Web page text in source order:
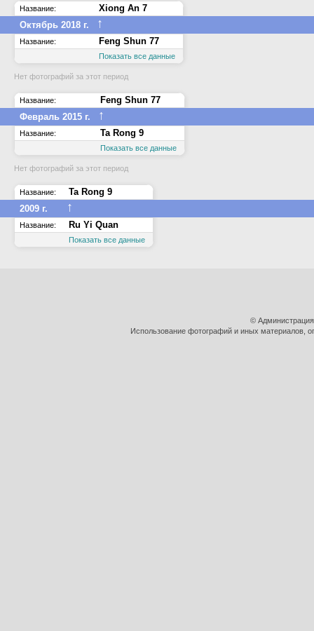
Название:
Xiong An 7
Октябрь 2018 г.
↑
Название: Feng Shun 77
Показать все данные
Нет фотографий за этот период
Название:
Feng Shun 77
Февраль 2015 г.
↑
Название: Ta Rong 9
Показать все данные
Нет фотографий за этот период
Название:
Ta Rong 9
2009 г.
↑
Название: Ru Yi Quan
Показать все данные
©
Использование фотографий и иных материалов,